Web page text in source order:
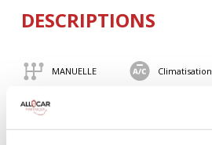
DESCRIPTIONS
MANUELLE Climatisation
BLUETOOTH
Valise